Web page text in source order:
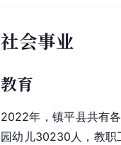
社会事业
教育
2022年，镇平县共有
园幼儿30230人，教职